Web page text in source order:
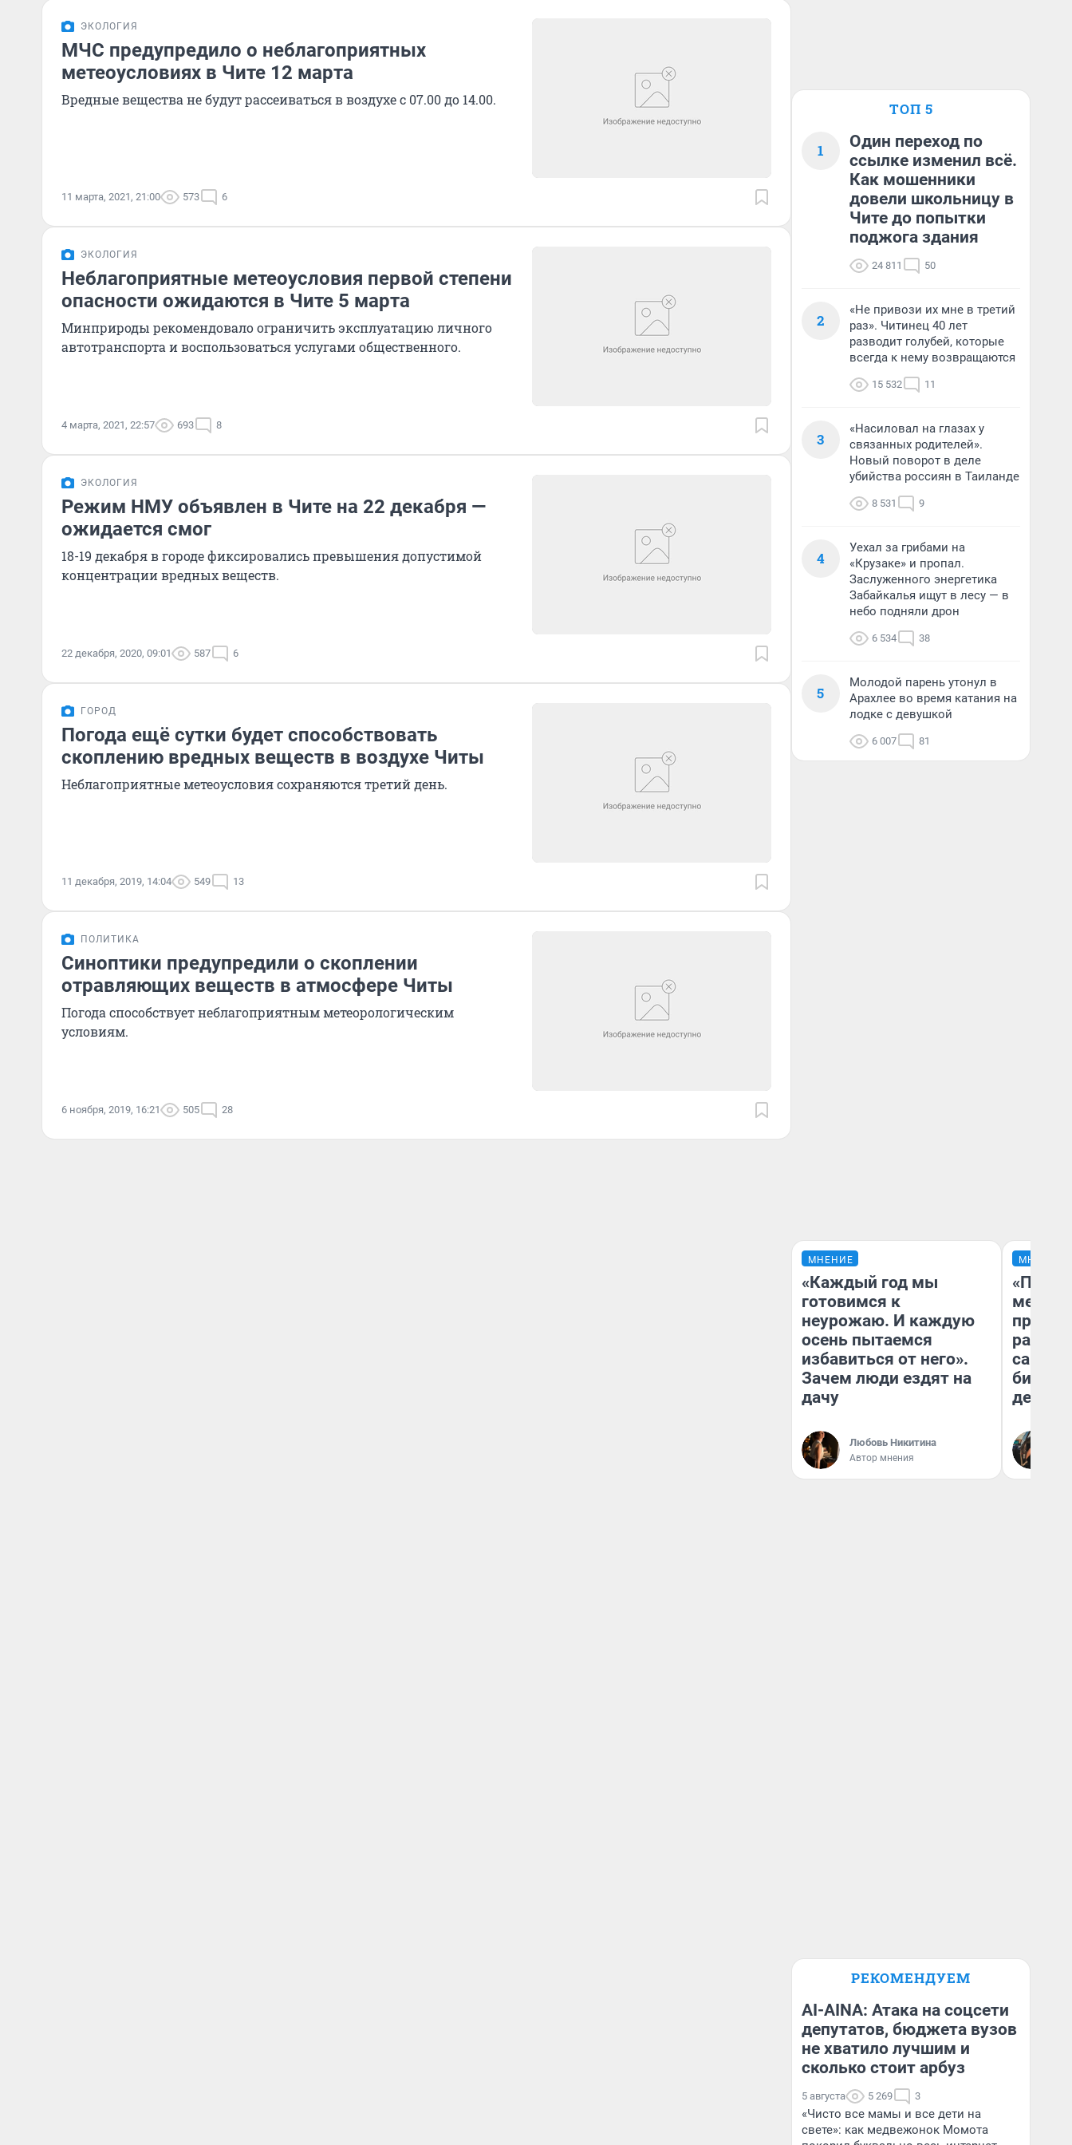
ЭКОЛОГИЯ
МЧС предупредило о неблагоприятных
метеоусловиях в Чите 12 марта
Вредные вещества не будут рассеиваться в воздухе с 07.00 до 14.00.
11 марта, 2021, 21:00 573 6
ЭКОЛОГИЯ
Неблагоприятные метеоусловия первой степени
опасности ожидаются в Чите 5 марта
Минприроды рекомендовало ограничить эксплуатацию личного
автотранспорта и воспользоваться услугами общественного.
4 марта, 2021, 22:57 693 8
ЭКОЛОГИЯ
Режим НМУ объявлен в Чите на 22 декабря —
ожидается смог
18-19 декабря в городе фиксировались превышения допустимой
концентрации вредных веществ.
22 декабря, 2020, 09:01 587 6
ГОРОД
Погода ещё сутки будет способствовать
скоплению вредных веществ в воздухе Читы
Неблагоприятные метеоусловия сохраняются третий день.
11 декабря, 2019, 14:04 549 13
ПОЛИТИКА
Синоптики предупредили о скоплении
отравляющих веществ в атмосфере Читы
Погода способствует неблагоприятным метеорологическим
условиям.
6 ноября, 2019, 16:21 505 28
ТОП 5
1
Один переход по
ссылке изменил всё.
Как мошенники
довели школьницу в
Чите до попытки
поджога здания
24 811 50
2
«Не привози их мне в третий
раз». Читинец 40 лет
разводит голубей, которые
всегда к нему возвращаются
15 532 11
3
«Насиловал на глазах у
связанных родителей».
Новый поворот в деле
убийства россиян в Таиланде
8 531 9
4
Уехал за грибами на
«Крузаке» и пропал.
Заслуженного энергетика
Забайкалья ищут в лесу — в
небо подняли дрон
6 534 38
5
Молодой парень утонул в
Арахлее во время катания на
лодке с девушкой
6 007 81
МНЕНИЕ
«Каждый год мы
готовимся к
неурожаю. И каждую
осень пытаемся
избавиться от него».
Зачем люди ездят на
дачу
Любовь Никитина
Автор мнения
МНЕНИЕ
самом
РЕКОМЕНДУЕМ
AI-AINA: Атака на соцсети
депутатов, бюджета вузов
не хватило лучшим и
сколько стоит арбуз
5 августа 5 269 3
«Чисто все мамы и все дети на
свете»: как медвежонок Момота